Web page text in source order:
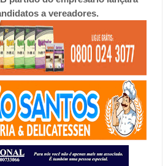
a vereadores.